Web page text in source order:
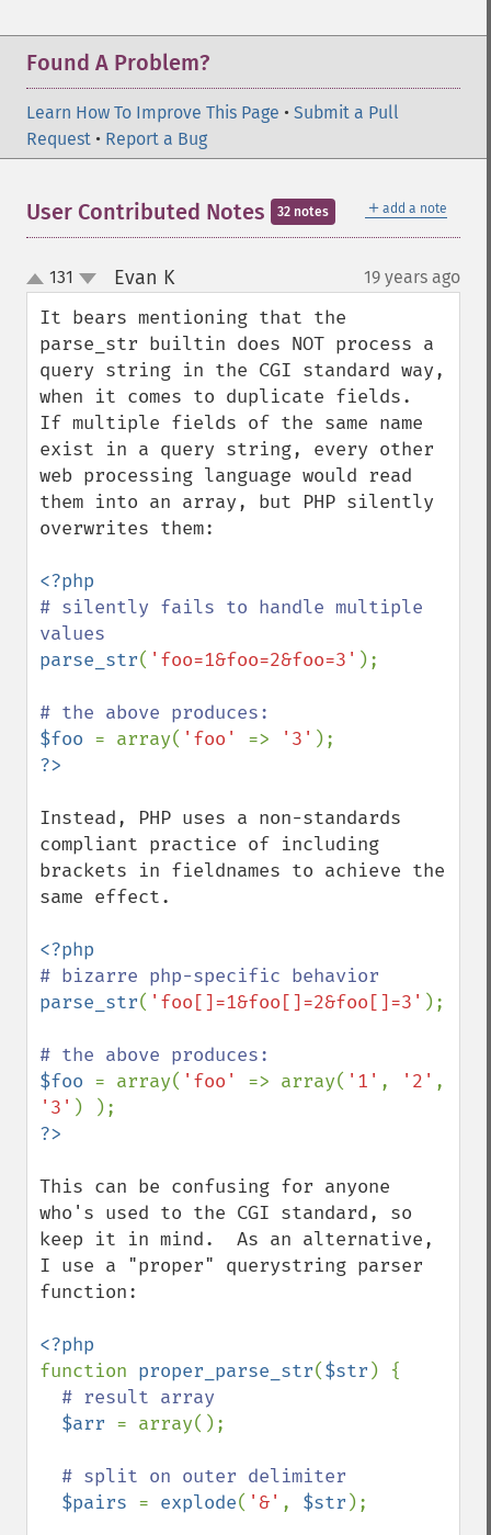
Found A Problem?
Learn How To Improve This Page • Submit a Pull
Request • Report a Bug
＋ add a note
User Contributed Notes 32 notes
up
down
131 Evan K¶ 19 years ago
It bears mentioning that the
parse_str builtin does NOT process a
query string in the CGI standard way,
when it comes to duplicate fields.
If multiple fields of the same name
exist in a query string, every other
web processing language would read
them into an array, but PHP silently
overwrites them:
# silently fails to handle multiple
parse_str( 'foo=1&foo=2&foo=3' );
$foo = array( 'foo' => '3'
Instead, PHP uses a non-standards
compliant practice of including
brackets in fieldnames to achieve the
same effect.
parse_str( 'foo[]=1&foo[]=2&foo[]=3' );
$foo = array( 'foo' => array( '1' , '2'
'3'
This can be confusing for anyone
who's used to the CGI standard, so
keep it in mind.  As an alternative,
I use a "proper" querystring parser
function:
function proper_parse_str($str ) {
# result array
$arr = array();
# split on outer delimiter
$pairs = explode( '&' , $str );